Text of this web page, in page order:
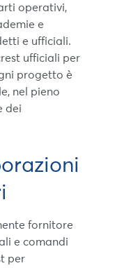
operativi,
e
e ufficiali.
ufficiali per
progetto è
nel pieno
dei
fornitore
e comandi
per